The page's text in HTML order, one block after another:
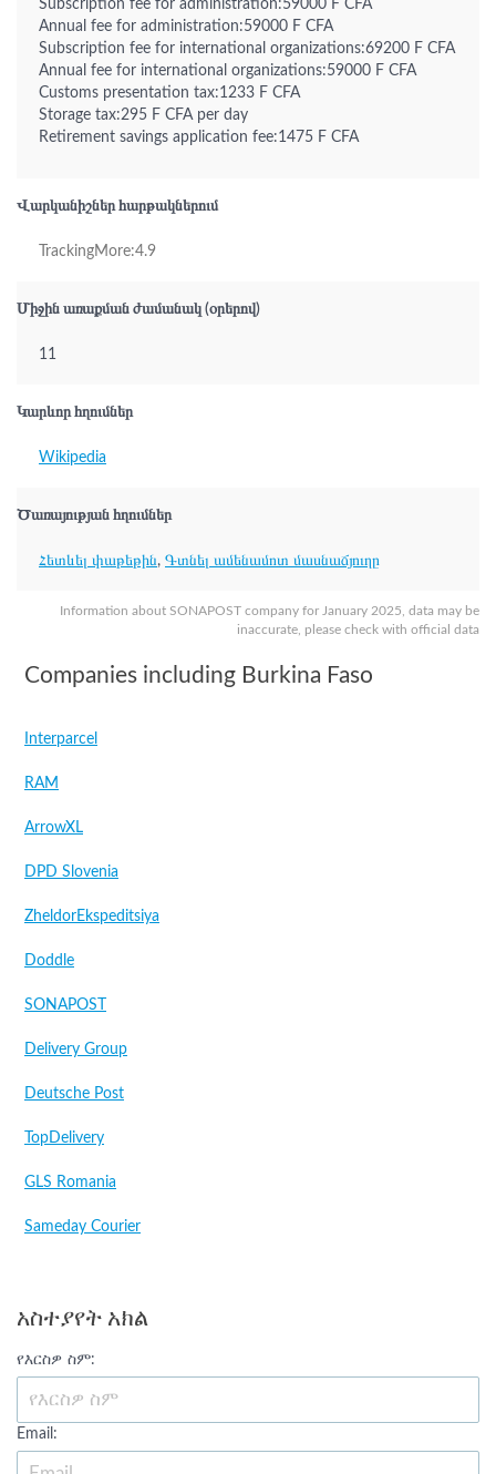
Information about SONAPOST company for January 2025, data may be
inaccurate, please check with official data
Subscription fee for administration:59000 F CFA
Annual fee for administration:59000 F CFA
Subscription fee for international organizations:69200 F CFA
Annual fee for international organizations:59000 F CFA
Customs presentation tax:1233 F CFA
Storage tax:295 F CFA per day
Retirement savings application fee:1475 F CFA
Վարկանիշներ հարթակներում
TrackingMore:4.9
Միջին առաքման ժամանակ (օրերով)
11
Կարևոր հղումներ
Wikipedia
Ծառայության հղումներ
Հետևել փաթեթին, Գտնել ամենամոտ մասնաճյուղը
Companies including Burkina Faso
Interparcel
RAM
ArrowXL
DPD Slovenia
ZheldorEkspeditsiya
Doddle
SONAPOST
Delivery Group
Deutsche Post
TopDelivery
GLS Romania
Sameday Courier
አስተያየት አክል
የእርስዎ ስም:
Email: